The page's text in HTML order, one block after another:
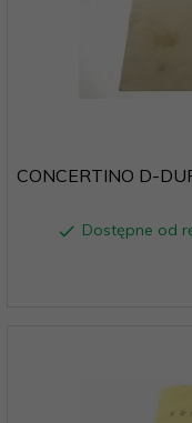
CONCERTINO D-
Dostępne od